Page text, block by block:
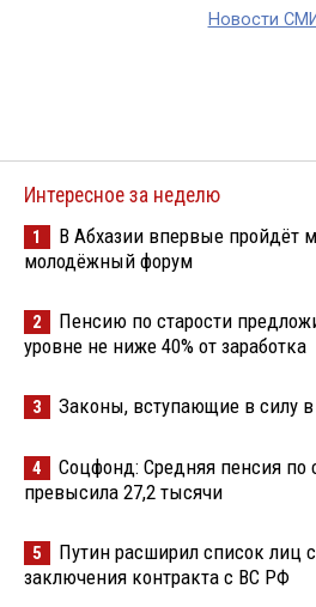
Новости
Интересное за неделю
1
В Абхазии впервые пройдёт
молодёжный форум
2
Пенсию по старости
уровне не ниже 40% от заработка
3 Законы, вступающие в силу в
4
Соцфонд: Средняя пенсия по
превысила 27,2 тысячи
5
Путин расширил список лиц
заключения контракта с ВС РФ